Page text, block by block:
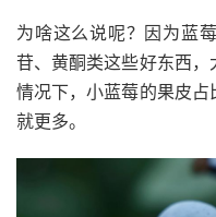
为啥这么说呢？因为蓝
苷、黄酮类这些好东西
情况下，小蓝莓的果皮
就更多。